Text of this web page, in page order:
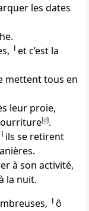
les dates
╵et c’est la
mettent tous en
leur proie,
[d].
se retirent
à son activité,
la nuit.
╵ô